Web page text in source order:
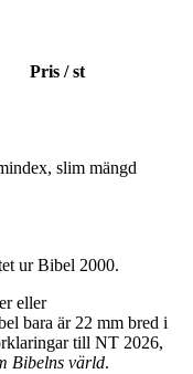
Pris / st
slim mängd
ur Bibel 2000.
eller
bara är 22 mm bred i
till NT 2026,
Bibelns värld.